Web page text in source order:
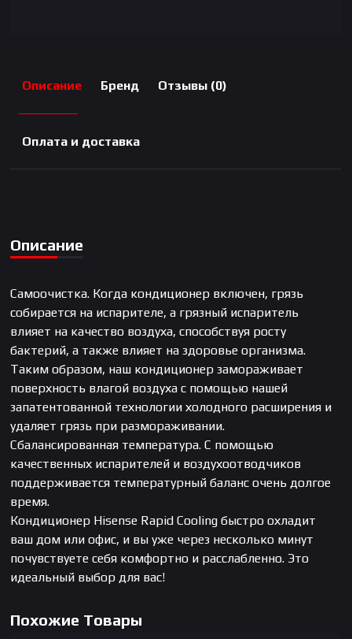
Описание Бренд Отзывы (0)
Оплата и доставка
Описание
Самоочистка. Когда кондиционер включен, грязь
собирается на испарителе, а грязный испаритель
влияет на качество воздуха, способствуя росту
бактерий, а также влияет на здоровье организма.
Таким образом, наш кондиционер замораживает
поверхность влагой воздуха с помощью нашей
запатентованной технологии холодного расширения и
удаляет грязь при размораживании.
Сбалансированная температура. С помощью
качественных испарителей и воздухоотводчиков
поддерживается температурный баланс очень долгое
время.
Кондиционер Hisense Rapid Cooling быстро охладит
ваш дом или офис, и вы уже через несколько минут
почувствуете себя комфортно и расслабленно. Это
идеальный выбор для вас!
Похожие Товары